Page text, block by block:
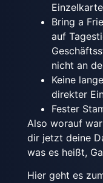
Bring a
auf
nicht an
Keine
direkter
Fester
Also worauf
dir jetzt deine
was es heißt,
Hier geht es